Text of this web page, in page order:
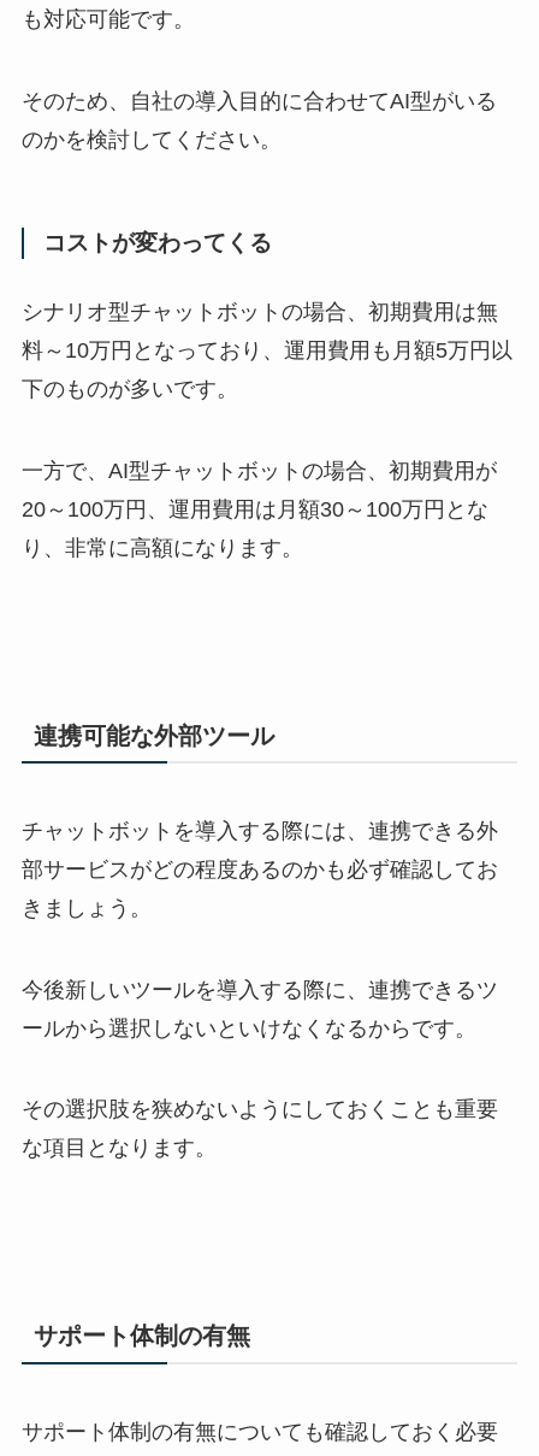
も対応可能です。
そのため、自社の導入目的に合わせてAI型がいる
のかを検討してください。
コストが変わってくる
シナリオ型チャットボットの場合、初期費用は無
料～ 10万円となっており、運用費用も月額5万円以
下のものが多いです。
一方で、 AI型チャットボットの場合、初期費用が
20～ 100万円、運用費用は月額30～ 100万円とな
り、非常に高額になります。
連携可能な外部ツール
チャットボットを導入する際には、連携できる外
部サービスがどの程度あるのかも必ず確認してお
きましょう。
今後新しいツールを導入する際に、連携できるツ
ールから選択しないといけなくなるからです。
その選択肢を狭めないようにしておくことも重要
な項目となります。
サポート体制の有無
サポート体制の有無についても確認しておく必要